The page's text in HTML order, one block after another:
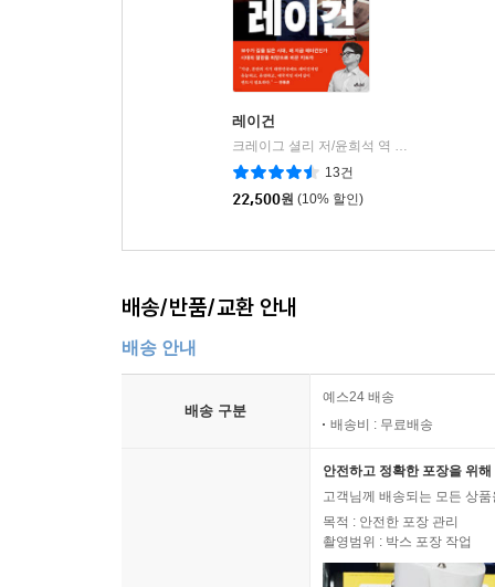
레이건
크레이그 셜리 저/윤희석 역 | 메디치미디어
13건
22,500원 (10% 할인)
배송/반품/교환 안내
배송 안내
배송 구분
예스24 배송
배송비 : 무료배송
안전하고 정확한 포장을 위
고객님께 배송되는 모든 상
목적 : 안전한 포장 관리
촬영범위 : 박스 포장 작업